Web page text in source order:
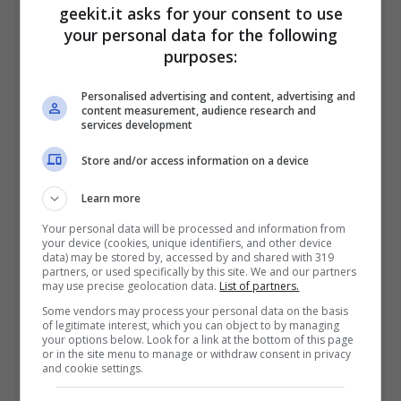
di impatto, con zero distorsione a volumi
elevati. Il processo di certificazione richiede
anche un notevole isolamento acustico, a cui
gli Hammerhead True Wireless Pro fanno
fronte con un design in-ear per un fit
estremamente comodo. Livelli personalizzati
di comfort e di opzioni acustiche sono forniti
dai cuscinetti in schiuma nera premium di
Comply o da una delle sei serie di cuscinetti in
silicone incluse in varie dimensioni.
“Gli auricolari Hammerhead True Wireless Pro
si uniscono alle cuffie Razer Opus
nell’ottenimento del ‘sigillo d’oro’ della
geekit.it asks for your consent to use
your personal data for the following
purposes:
Personalised advertising and content, advertising and
content measurement, audience research and
services development
Store and/or access information on a device
Learn more
Your personal data will be processed and information from
your device (cookies, unique identifiers, and other device
data) may be stored by, accessed by and shared with 319
partners, or used specifically by this site. We and our partners
may use precise geolocation data. List of partners.
Some vendors may process your personal data on the basis
of legitimate interest, which you can object to by managing
your options below. Look for a link at the bottom of this page
or in the site menu to manage or withdraw consent in privacy
and cookie settings.